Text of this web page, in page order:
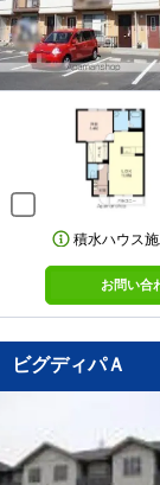
積水ハウス
お問い合
ビグディパＡ